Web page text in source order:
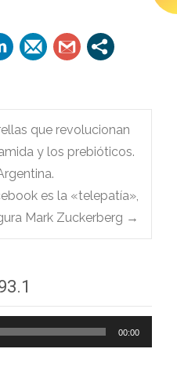
que revolucionan
y los prebióticos.
es la «telepatía»,
Mark Zuckerberg →
00:00